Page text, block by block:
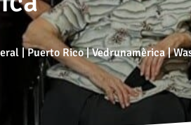
|Puerto Rico|Vedrunamèrica|